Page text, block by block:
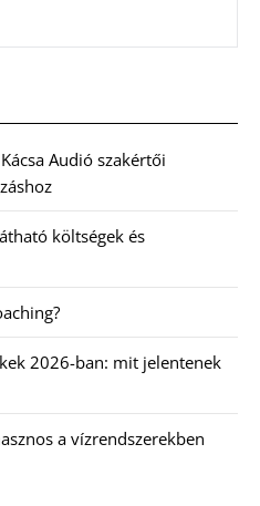
Audió szakértői
költségek és
2026-ban: mit jelentenek
a vízrendszerekben